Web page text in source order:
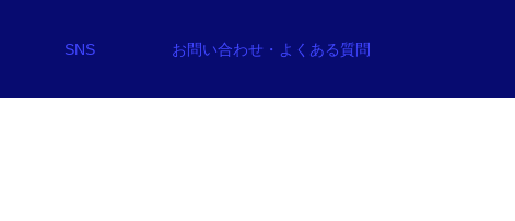
SNS お問い合わせ・よくある質問